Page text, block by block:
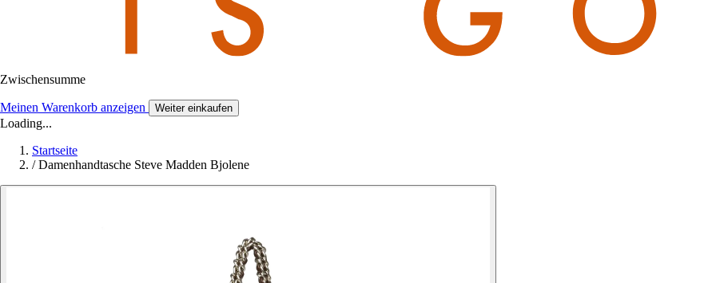
Zwischensumme
Meinen Warenkorb anzeigen Weiter einkaufen
Loading...
Startseite
/ Damenhandtasche Steve Madden Bjolene